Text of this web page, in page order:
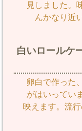
見しました。
んかなり近
白いロールケ
卵白で作った
がはいってい
映えます。流